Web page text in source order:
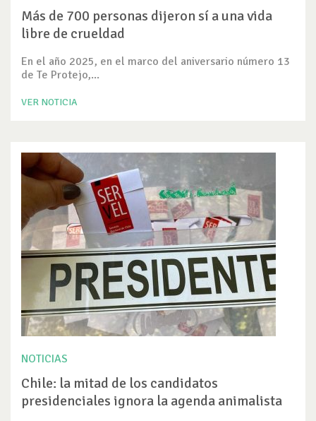
Más de 700 personas dijeron sí a una vida
libre de crueldad
En el año 2025, en el marco del aniversario número 13
de Te Protejo,...
VER NOTICIA
NOTICIAS
Chile: la mitad de los candidatos
presidenciales ignora la agenda animalista